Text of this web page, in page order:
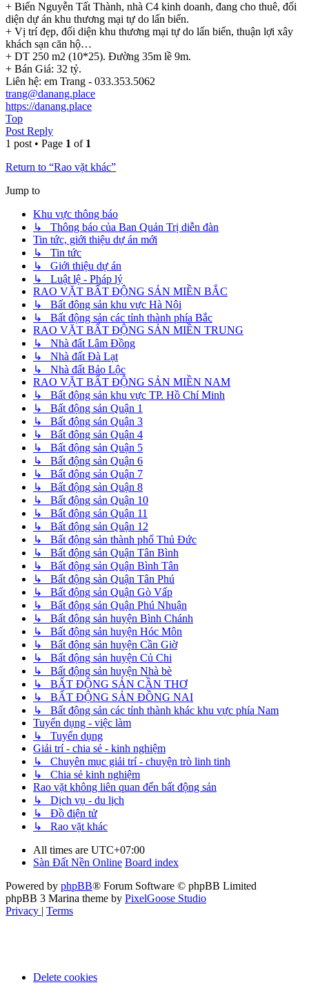
+ Biển Nguyễn Tất Thành, nhà C4 kinh doanh, đang cho thuê, đối
diện dự án khu thương mại tự do lấn biển.
+ Vị trí đẹp, đối diện khu thương mại tự do lấn biển, thuận lợi xây
khách sạn căn hộ…
+ DT 250 m2 (10*25). Đường 35m lề 9m.
+ Bán Giá: 32 tỷ.
Liên hệ: em Trang - 033.353.5062
trang@danang.place
https://danang.place
Top
Post Reply
1 post • Page 1 of 1
Return to “Rao vặt khác”
Jump to
Khu vực thông báo
↳ Thông báo của Ban Quản Trị diễn đàn
Tin tức, giới thiệu dự án mới
↳ Tin tức
↳ Giới thiệu dự án
↳ Luật lệ - Pháp lý
RAO VẶT BẤT ĐỘNG SẢN MIỀN BẮC
↳ Bất động sản khu vực Hà Nội
↳ Bất động sản các tỉnh thành phía Bắc
RAO VẶT BẤT ĐỘNG SẢN MIỀN TRUNG
↳ Nhà đất Lâm Đồng
↳ Nhà đất Đà Lạt
↳ Nhà đất Bảo Lộc
RAO VẶT BẤT ĐỘNG SẢN MIỀN NAM
↳ Bất động sản khu vực TP. Hồ Chí Minh
↳ Bất động sản Quận 1
↳ Bất động sản Quận 3
↳ Bất động sản Quận 4
↳ Bất động sản Quận 5
↳ Bất động sản Quận 6
↳ Bất động sản Quận 7
↳ Bất động sản Quận 8
↳ Bất động sản Quận 10
↳ Bất động sản Quận 11
↳ Bất động sản Quận 12
↳ Bất động sản thành phố Thủ Đức
↳ Bất động sản Quận Tân Bình
↳ Bất động sản Quận Bình Tân
↳ Bất động sản Quận Tân Phú
↳ Bất động sản Quận Gò Vấp
↳ Bất động sản Quận Phú Nhuận
↳ Bất động sản huyện Bình Chánh
↳ Bất động sản huyện Hóc Môn
↳ Bất động sản huyện Cần Giờ
↳ Bất động sản huyện Củ Chi
↳ Bất động sản huyện Nhà bè
↳ BẤT ĐỘNG SẢN CẦN THƠ
↳ BẤT ĐỘNG SẢN ĐỒNG NAI
↳ Bất động sản các tỉnh thành khác khu vực phía Nam
Tuyển dụng - việc làm
↳ Tuyển dụng
Giải trí - chia sẻ - kinh nghiệm
↳ Chuyên mục giải trí - chuyện trò linh tinh
↳ Chia sẻ kinh nghiệm
Rao vặt không liên quan đến bất động sản
↳ Dịch vụ - du lịch
↳ Đồ điện tử
↳ Rao vặt khác
All times are UTC+07:00
Sàn Đất Nền Online Board index
Powered by phpBB® Forum Software © phpBB Limited
phpBB 3 Marina theme by PixelGoose Studio
Privacy | Terms
Delete cookies